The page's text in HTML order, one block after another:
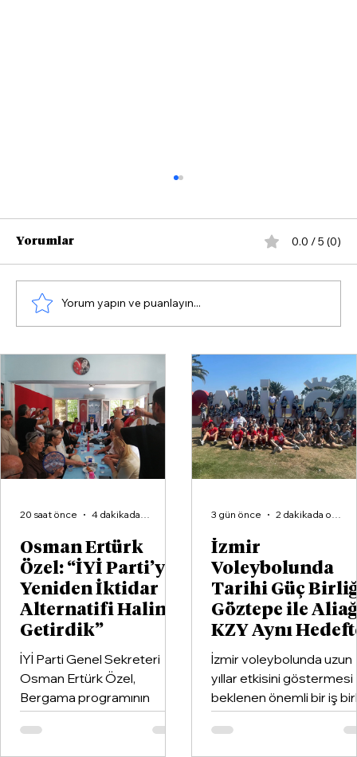
Osman Ertürk
Özel: “İYİ Parti’yi
Yeniden İktidar
Alternatifi Haline
Getirdik”
İYİ Parti Genel Sekreteri
Osman Ertürk Özel,
Bergama programının
ardından geldiği Dikili’de
partisinin ilçe teşkilatıyla
20 saat önce 4 dakikada okunur
İzmir
Voleybolunda
Tarihi Güç
Göztepe ile
KZY Aynı
İzmir voleybolunda uzun
yıllar etkisini göstermesi
beklenen önemli bir iş
hayata geçirildi. Kentin
kulüplerinden Göztepe
3 gün önce 2 dakikada okunur
Çağatay Güç'ten İlk Çıkış: “Karar
Yok Hükmündedir”
Yorumlar 0.0 / 5 (0)
Yorum yapın ve puanlayın...